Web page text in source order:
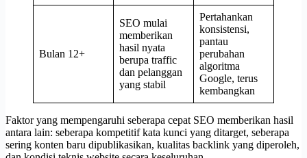
Bulan 12+
SEO mulai
memberikan
hasil nyata
berupa traffic
dan pelanggan
yang stabil
Pertahankan
konsistensi,
pantau
perubahan
algoritma
Google, terus
kembangkan
Faktor yang mempengaruhi seberapa cepat SEO memberikan hasil
antara lain: seberapa kompetitif kata kunci yang ditarget, seberapa
sering konten baru dipublikasikan, kualitas backlink yang diperoleh,